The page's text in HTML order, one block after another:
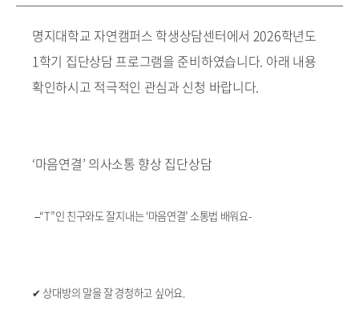
명지대학교 자연캠퍼스 학생상담센터에서 2026학년도
1학기 집단상담 프로그램을 준비하였습니다. 아래 내용
확인하시고 적극적인 관심과 신청 바랍니다.
‘마음연결’ 의사소통 향상 집단상담
–“T”인 친구와도 잘지내는 ‘마음연결’ 소통법 배워요-
✔ 상대방의 말을 잘 경청하고 싶어요.